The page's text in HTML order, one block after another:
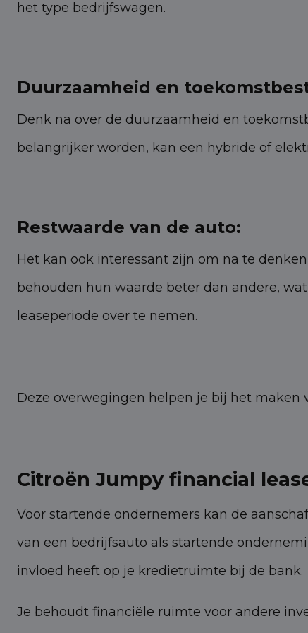
het type bedrijfswagen.
Duurzaamheid en
Denk na over de duurzaamheid en
belangrijker worden, kan een hybride of
Restwaarde van de auto:
Het kan ook interessant zijn om na te
behouden hun waarde beter dan andere,
leaseperiode over te nemen.
Deze overwegingen helpen je bij het
Citroën Jumpy financial
Voor startende ondernemers kan de
van een bedrijfsauto als startende
invloed heeft op je kredietruimte bij de bank.
Je behoudt financiële ruimte voor andere